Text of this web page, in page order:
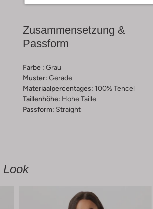
Zusammensetzung &
Passform
Farbe : Grau
Muster: Gerade
Materiaalpercentages: 100% Tencel
Taillenhöhe: Hohe Taille
Passform: Straight
Look